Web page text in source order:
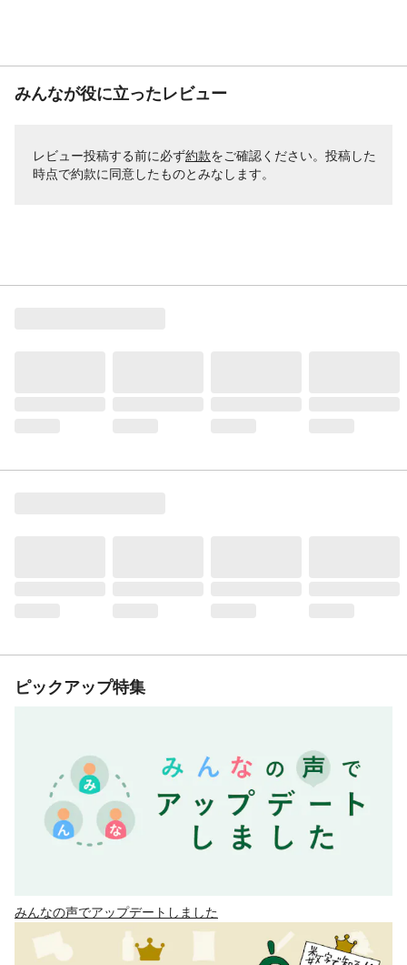
みんなが役に立ったレビュー
レビュー投稿する前に必ず約款をご確認ください。投稿した
時点で約款に同意したものとみなします。
ピックアップ特集
みんなの声でアップデートしました